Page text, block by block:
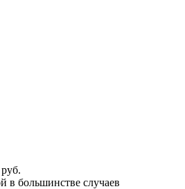
в большинстве случаев